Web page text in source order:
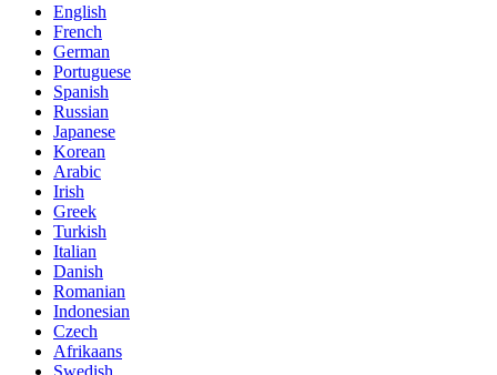
English
French
German
Portuguese
Spanish
Russian
Japanese
Korean
Arabic
Irish
Greek
Turkish
Italian
Danish
Romanian
Indonesian
Czech
Afrikaans
Swedish